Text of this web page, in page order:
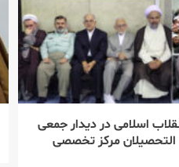
اسلامی در دیدار جمعی
التحصیلان مركز تخصصی